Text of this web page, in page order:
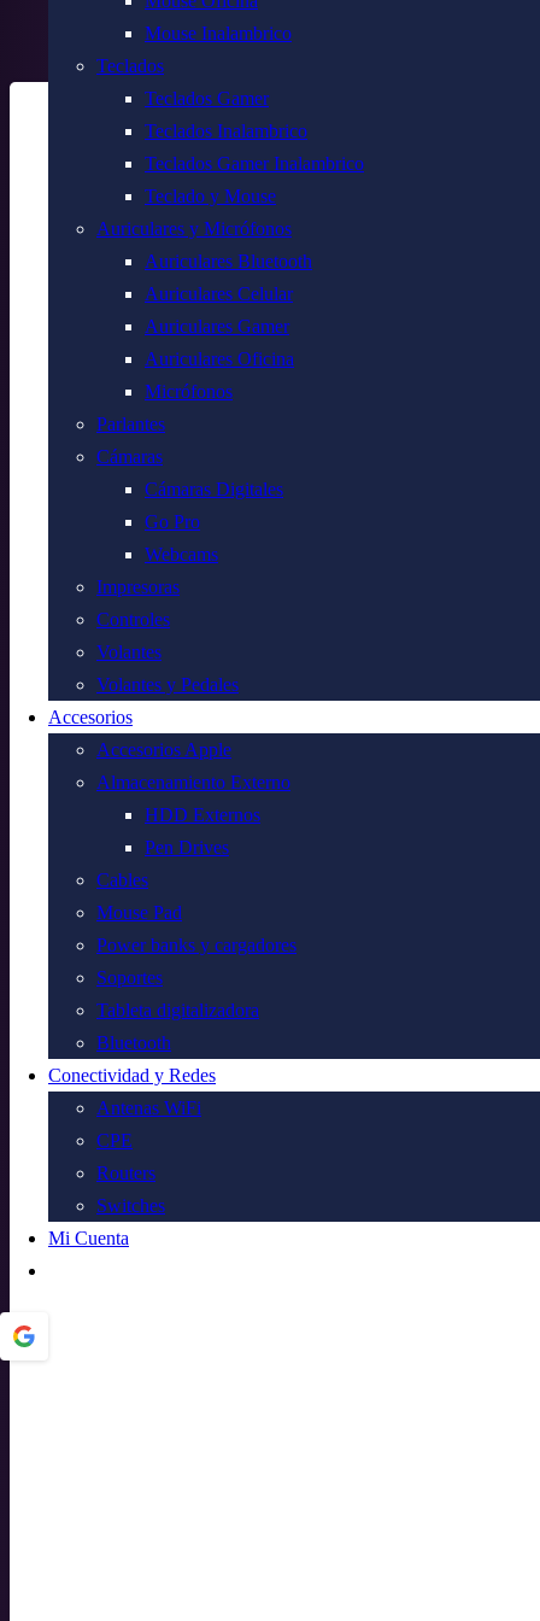
Mouse Inalambrico
Teclados
Teclados Gamer
Teclados Inalambrico
Teclados Gamer Inalambrico
Teclado y Mouse
Auriculares y Micrófonos
Auriculares Bluetooth
Auriculares Celular
Auriculares Gamer
Auriculares Oficina
Micrófonos
Parlantes
Cámaras
Cámaras Digitales
Go Pro
Webcams
Impresoras
Controles
Volantes
Volantes y Pedales
Accesorios
Accesorios Apple
Almacenamiento Externo
HDD Externos
Pen Drives
Cables
Mouse Pad
Power banks y cargadores
Soportes
Tableta digitalizadora
Bluetooth
Conectividad y Redes
Antenas WiFi
CPE
Routers
Switches
Mi Cuenta